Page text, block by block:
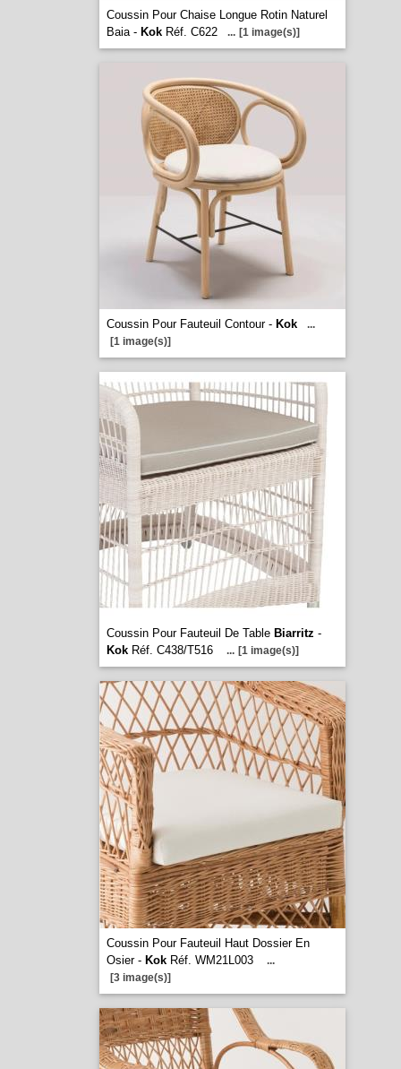
Coussin Pour Chaise Longue Rotin Naturel
Baia - KokRéf. C622 ... [1 image(s)]
Coussin Pour Fauteuil Contour - Kok
...
[1 image(s)]
Coussin Pour Fauteuil De Table Biarritz -
KokRéf. C438/T516 ... [1 image(s)]
Coussin Pour Fauteuil Haut Dossier En
Osier - KokRéf. WM21L003
...
[3 image(s)]